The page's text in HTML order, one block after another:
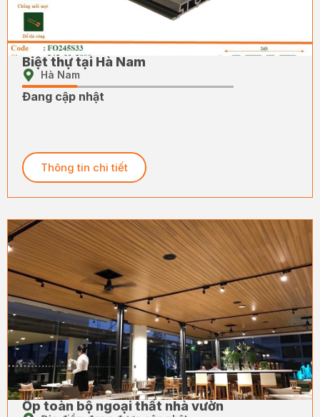
Biệt thự tại Hà Nam
Hà Nam
Đang cập nhật
Thông tin chi tiết
Ốp toàn bộ ngoại thất nhà vườn